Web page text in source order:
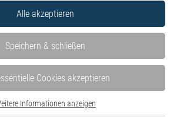
Experten erklären
Berufsbilder
Alle akzeptieren
Speichern & schließen
Cookies akzeptieren
Informationen anzeigen